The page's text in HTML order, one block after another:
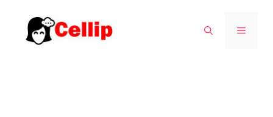
turinio
MENIU